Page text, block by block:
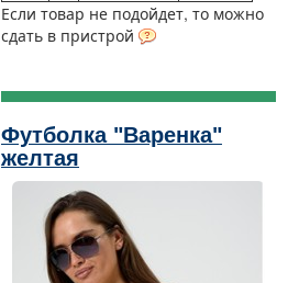
Если товар не подойдет, то можно
сдать в пристрой
Футболка "Варенка"
желтая